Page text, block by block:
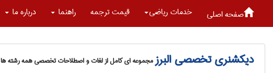
صفحه اصلی خدمات رياضی قیمت ترجمه راهنما درباره ما
دیکشنری تخصصی البرزمجموعه ای کامل از لغات و اصطلاحات تخصصی همه رشته ها